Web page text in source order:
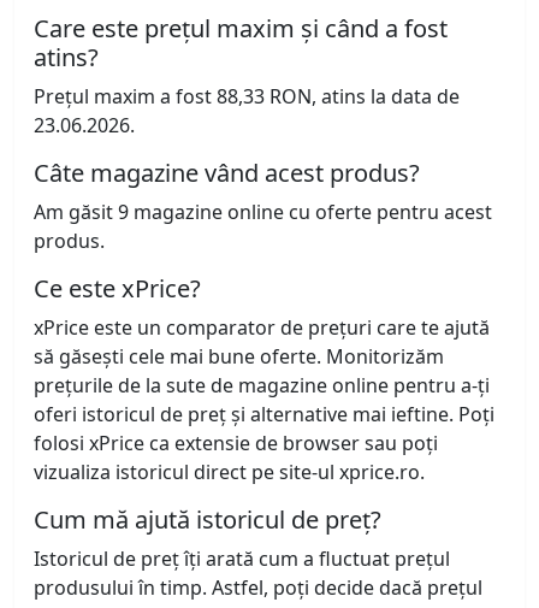
Care este prețul maxim și când a fost
atins?
Prețul maxim a fost 88,33 RON, atins la data de
23.06.2026.
Câte magazine vând acest produs?
Am găsit 9 magazine online cu oferte pentru acest
produs.
Ce este xPrice?
xPrice este un comparator de prețuri care te ajută
să găsești cele mai bune oferte. Monitorizăm
prețurile de la sute de magazine online pentru a-ți
oferi istoricul de preț și alternative mai ieftine. Poți
folosi xPrice ca extensie de browser sau poți
vizualiza istoricul direct pe site-ul xprice.ro.
Cum mă ajută istoricul de preț?
Istoricul de preț îți arată cum a fluctuat prețul
produsului în timp. Astfel, poți decide dacă prețul